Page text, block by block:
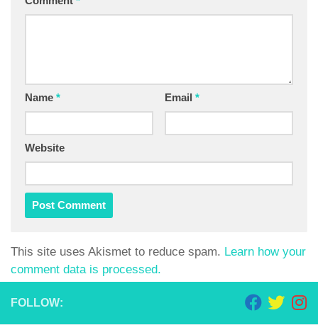
Name * Email *
Website
This site uses Akismet to reduce spam. Learn how your
comment data is processed.
FOLLOW: